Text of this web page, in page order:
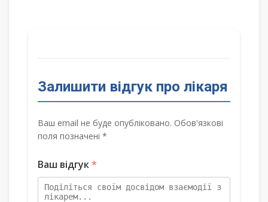
Залишити відгук про лікаря
Ваш email не буде опубліковано. Обов'язкові
поля позначені *
Ваш відгук*